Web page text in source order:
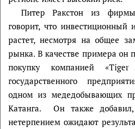
Питер Ракстон из
говорит, что инвестиционный
растет, несмотря на общее
рынка. В качестве примера он
покупку компанией «Tiger
государственного
одном из медедобывающих
Катанга. Он также
нетерпением ожидают